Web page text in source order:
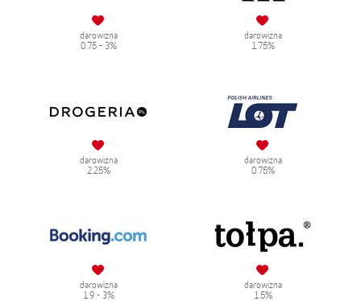
darowizna
0.75 - 3%
darowizna
1.75%
darowizna
2.25%
darowizna
0.75%
darowizna
1.9 - 3%
darowizna
1.5%